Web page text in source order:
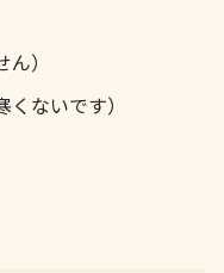
）
くないです）